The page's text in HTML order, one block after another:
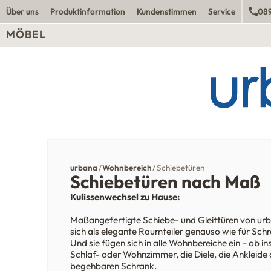
Über uns Produktinformation Kundenstimmen Service
MÖBEL
urbana Wohnbereich Schiebetüren
Schiebetüren nach Maß
Kulissenwechsel zu Hause:
Maßangefertigte Schiebe- und Gleittüren von
sich als elegante Raumteiler genauso wie für
Und sie fügen sich in alle Wohnbereiche ein – ob
Schlaf- oder Wohnzimmer, die Diele, die Ankleide
begehbaren Schrank.